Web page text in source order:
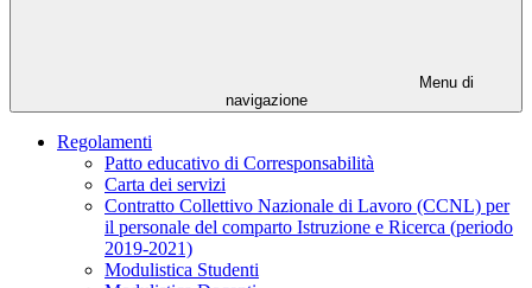
Menu di
navigazione
Regolamenti
Patto educativo di Corresponsabilità
Carta dei servizi
Contratto Collettivo Nazionale di Lavoro (CCNL) per
il personale del comparto Istruzione e Ricerca (periodo
2019-2021)
Modulistica Studenti